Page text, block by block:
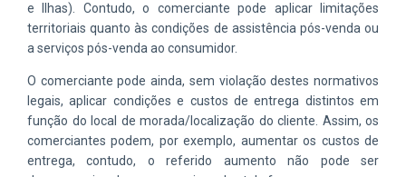
e
lhas). Contudo,o comerciante pode aplicar limitações
territoriais quanto às condições de assistência pós-venda ou
a serviços pós-vendaao consumidor.
O comerciante pode ainda, sem violação destes normativos
legais, aplicar condições e custos de entrega distintos em
função do local de morada/localização do cliente. Assim, os
comerciantes podem, por exemplo, aumentar os custos de
entrega, contudo, o referido aumento não pode ser